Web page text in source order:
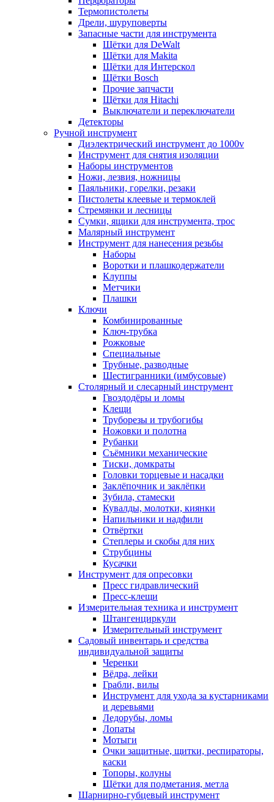
Термопистолеты
Дрели, шуруповерты
Запасные части для инструмента
Щётки для DeWalt
Щётки для Makita
Щётки для Интерскол
Щётки Bosch
Прочие запчасти
Щётки для Hitachi
Выключатели и переключатели
Детекторы
Ручной инструмент
Диэлектрический инструмент до 1000v
Инструмент для снятия изоляции
Наборы инструментов
Ножи, лезвия, ножницы
Паяльники, горелки, резаки
Пистолеты клеевые и термоклей
Стремянки и лесницы
Сумки, ящики для инструмента, трос
Малярный инструмент
Инструмент для нанесения резьбы
Наборы
Воротки и плашкодержатели
Клуппы
Метчики
Плашки
Ключи
Комбинированные
Ключ-трубка
Рожковые
Специальные
Трубные, разводные
Шестигранники (имбусовые)
Столярный и слесарный инструмент
Гвоздодёры и ломы
Клещи
Труборезы и трубогибы
Ножовки и полотна
Рубанки
Съёмники механические
Тиски, домкраты
Головки торцевые и насадки
Заклёпочник и заклёпки
Зубила, стамески
Кувалды, молотки, киянки
Напильники и надфили
Отвёртки
Степлеры и скобы для них
Струбцины
Кусачки
Инструмент для опресовки
Пресс гидравлический
Пресс-клещи
Измерительная техника и инструмент
Штангенциркули
Измерительный инструмент
Садовый инвентарь и средства
индивидуальной защиты
Черенки
Вёдра, лейки
Грабли, вилы
Инструмент для ухода за кустарниками
и деревьями
Ледорубы, ломы
Лопаты
Мотыги
Очки защитные, щитки, респираторы,
каски
Топоры, колуны
Щётки для подметания, метла
Шарнирно-губцевый инструмент